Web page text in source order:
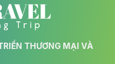
THƯƠNG MẠI VÀ